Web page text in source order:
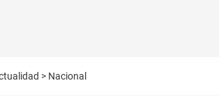
> Nacional